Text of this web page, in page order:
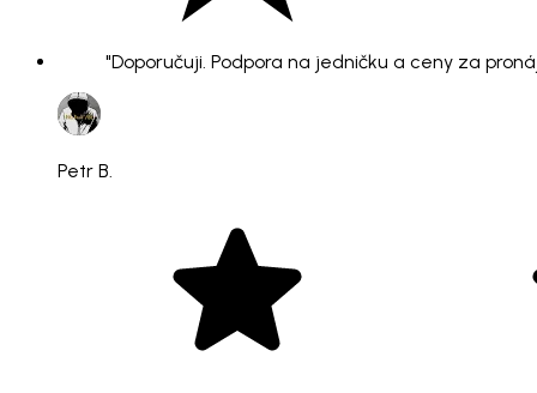
"Doporučuji. Podpora na jedničku a ceny za
Petr B.